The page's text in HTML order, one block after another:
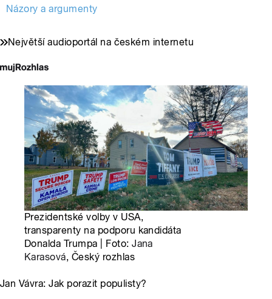
Názory a argumenty
Největší audioportál na českém internetu
Prezidentské volby v USA,
transparenty na podporu kandidáta
Donalda Trumpa | Foto:Jana
Karasová, Český rozhlas
Jan Vávra: Jak porazit populisty?